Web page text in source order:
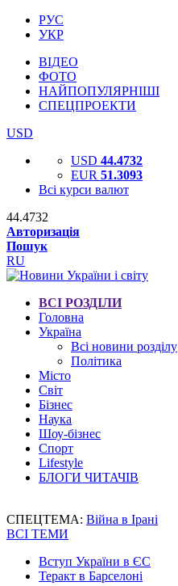
РУС
УКР
ВІДЕО
ФОТО
НАЙПОПУЛЯРНІШІ
СПЕЦПРОЕКТИ
USD
USD 44.4732
EUR 51.3093
Всі курси валют
44.4732
Авторизація
Пошук
RU
ВСІ РОЗДІЛИ
Головна
Україна
Всі новини розділу
Політика
Місто
Світ
Бізнес
Наука
Шоу-бізнес
Спорт
Lifestyle
БЛОГИ ЧИТАЧІВ
СПЕЦТЕМА: Війна в Ірані
ВСІ ТЕМИ
Вступ України в ЄС
Теракт в Барселоні